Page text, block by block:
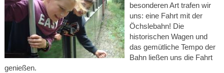
besonderen Art trafen wir
uns: eine Fahrt mit der
Öchslebahn! Die
historischen Wagen und
das gemütliche Tempo der
Bahn ließen uns die Fahrt
genießen.